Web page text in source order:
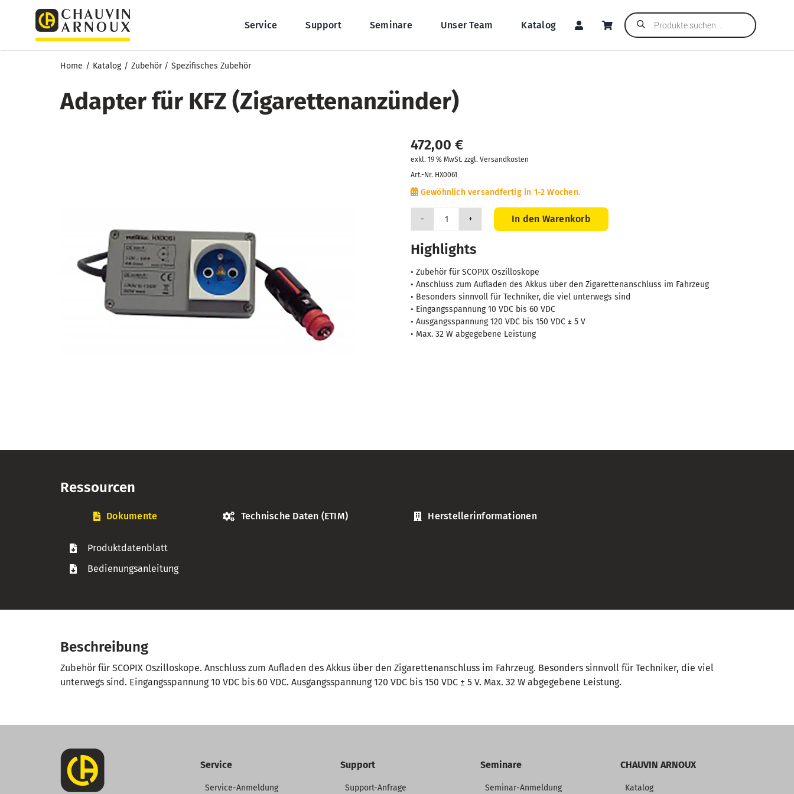
springen
Service Support Seminare Unser Team Katalog
Products
search
Home Katalog Zubehör Spezifisches Zubehör
Adapter für KFZ (Zigarettenanzünder)
472,00 €
exkl. 19 % MwSt. zzgl. Versandkosten
Art.-Nr. HX0061
Gewöhnlich versandfertig in 1-2 Wochen.
Adapter
KFZ
(Zigarettenanzünder)
Menge
In den Warenkorb
Highlights
• Zubehör für SCOPIX Oszilloskope
• Anschluss zum Aufladen des Akkus über den Zigarettenanschluss im Fahrzeug
• Besonders sinnvoll für Techniker, die viel unterwegs sind
• Eingangsspannung 10 VDC bis 60 VDC
• Ausgangsspannung 120 VDC bis 150 VDC ± 5 V
• Max. 32 W abgegebene Leistung
Ressourcen
Dokumente Technische Daten (ETIM) Herstellerinformationen
Produktdatenblatt
Bedienungsanleitung
Beschreibung
Zubehör für SCOPIX Oszilloskope. Anschluss zum Aufladen des Akkus über den Zigarettenanschluss im Fahrzeug. Besonders sinnvoll für Techniker, die viel
unterwegs sind. Eingangsspannung 10 VDC bis 60 VDC. Ausgangsspannung 120 VDC bis 150 VDC ± 5 V. Max. 32 W abgegebene Leistung.
Service
Service-Anmeldung
Support
Support-Anfrage
Seminare
Seminar-Anmeldung
CHAUVIN ARNOUX
Katalog